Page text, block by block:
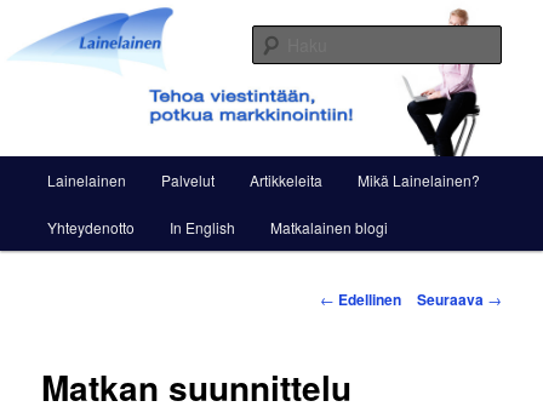
sisältöön
Lainelainen
Viestintää ja markkinointia
Lainelainen Palvelut Artikkeleita Mikä Lainelainen?
Yhteydenotto In English Matkalainen blogi
Artikkelien
← Edellinen Seuraava →
Matkan suunnittelu